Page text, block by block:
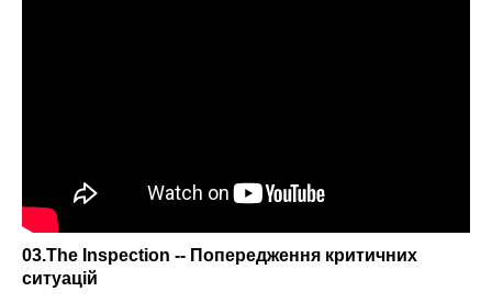
03.The Inspection -- Попередження критичних
ситуацій